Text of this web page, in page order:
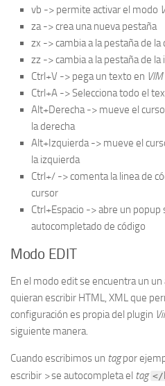
vb -> permite activar el modo
za -> crea una nueva pestaña
zx -> cambia a la pestaña de la
zz -> cambia a la pestaña de la
Ctrl+V -> pega un texto en VIM
Ctrl+A -> Selecciona todo el
Alt+Derecha -> mueve el
la derecha
Alt+Izquierda -> mueve el
la izquierda
Ctrl+/ -> comenta la linea de
cursor
Ctrl+Espacio -> abre un popup
autocompletado de código
Modo EDIT
En el modo edit se encuentra un
quieran escribir HTML, XML que
configuración es propia del plugin
siguiente manera.
Cuando escribimos un tagpor
escribir >se autocompleta el tag </